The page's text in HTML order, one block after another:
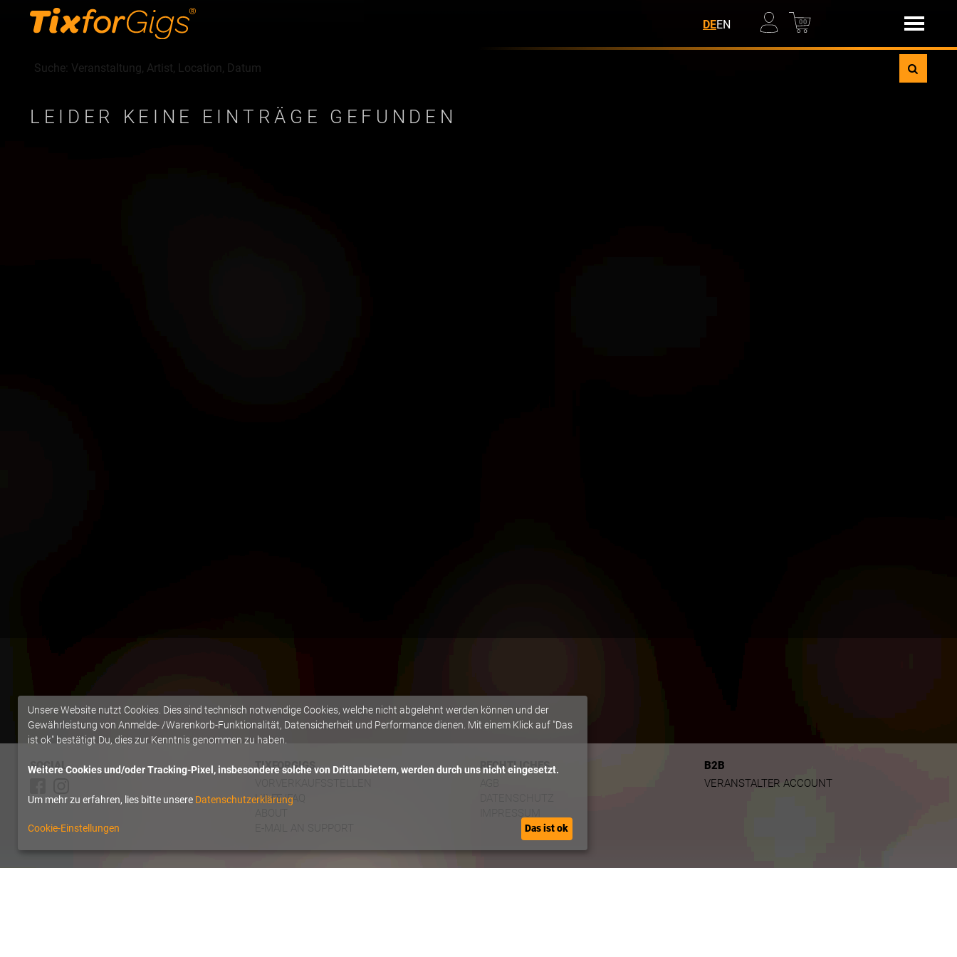
DEEN 00
LEIDER KEINE EINTRÄGE GEFUNDEN
SOCIAL
TIXFORGIGS
HILFE/FAQ
RECHTLICHES
B2B
VERANSTALTER ACCOUNT
Unsere Website nutzt Cookies. Dies sind technisch notwendige Cookies, welche nicht abgelehnt werden können und der
Gewährleistung von Anmelde- /Warenkorb-Funktionalität, Datensicherheit und Performance dienen. Mit einem Klick auf "Das
ist ok" bestätigt Du, dies zur Kenntnis genommen zu haben.
Weitere Cookies und/oder Tracking-Pixel, insbesondere solche von Drittanbietern, werden durch uns nicht eingesetzt.
Um mehr zu erfahren, lies bitte unsere Datenschutzerklärung
Cookie-Einstellungen Das ist ok